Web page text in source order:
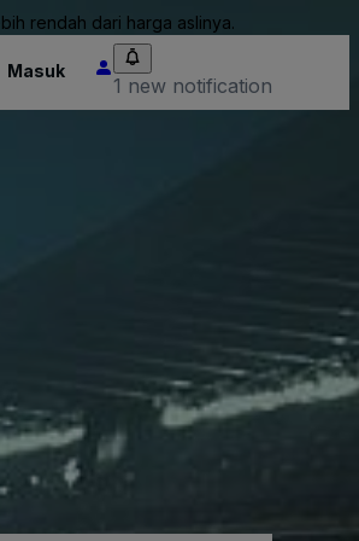
rendah dari harga aslinya.
Masuk
1 new notification